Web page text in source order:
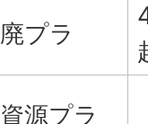
廃プラ
資源プラ